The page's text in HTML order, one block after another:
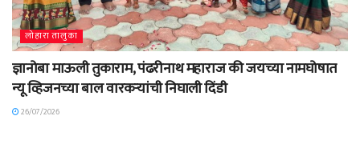
लोहारा तालुका
ज्ञानोबा माऊली तुकाराम, पंढरीनाथ महाराज की जयच्या नामघोषात
न्यू व्हिजनच्या बाल वारकऱ्यांची निघाली दिंडी
26/07/2026